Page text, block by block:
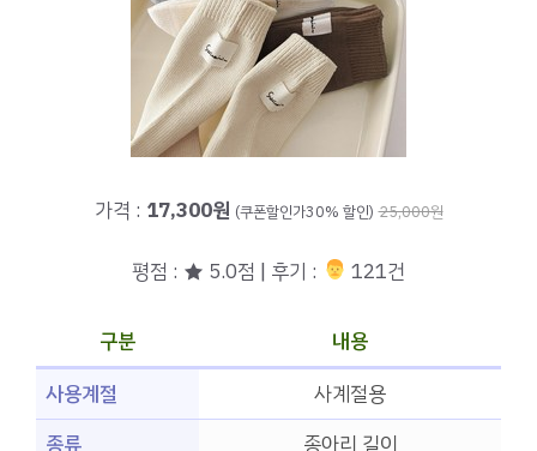
가격 : 17,300원 (쿠폰할인가30% 할인) 25,000원
평점 : ★ 5.0점 | 후기 : ‍‍ 121건
구분
내용
사용계절
사계절용
종류
종아리 길이